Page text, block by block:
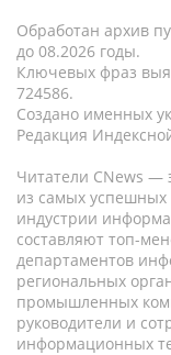
Обработан архив
до 08.2026 годы.
Ключевых фраз
724586.
Создано именных
Редакция
Читатели CNews —
из самых успешных
индустрии
составляют топ-
департаментов
региональных
промышленных
руководители и
информационных